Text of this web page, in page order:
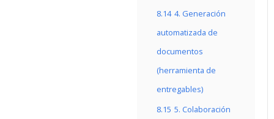
8.14 4. Generación
automatizada de
documentos
(herramienta de
entregables)
8.15 5. Colaboración